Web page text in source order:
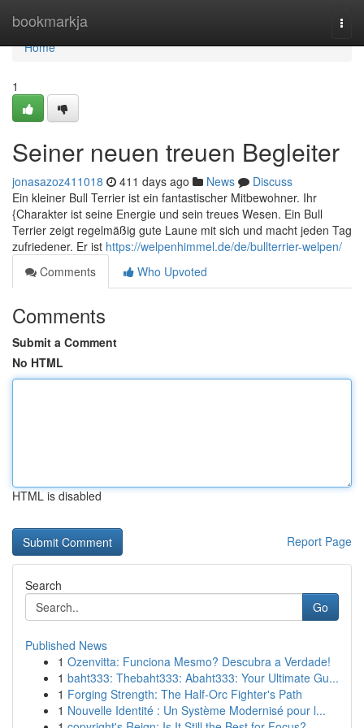
bookmarkja
Home
Home
1
Seiner neuen treuen Begleiter
jonasazoz411018 411 days ago News
Discuss
Ein kleiner Bull Terrier ist ein fantastischer Mitbewohner. Ihr
{Charakter ist seine Energie und sein treues Wesen. Ein Bull
Terrier zeigt regelmäßig gute Laune mit sich und macht jeden Tag
zufriedener. Er ist https://welpenhimmel.de/de/bullterrier-welpen/
Comments
Who Upvoted
Comments
Submit a Comment
No HTML
HTML is disabled
Report Page
Search
Go
Published News
1 Ozenvitta: Funciona Mesmo? Descubra a Verdade!
1 baht333: Thebaht333: Abaht333: Your Ultimate Gu...
1 Forging Strength: The Half-Orc Fighter's Path
1 Nouvelle Identité : Un Système Modernisé pour l...